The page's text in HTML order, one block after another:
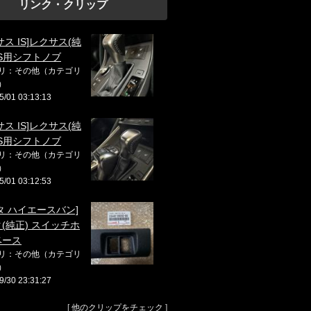
リンク・クリップ
ス IS]レクサス(純
用シフトノブ
：その他（カテゴリ
01 03:13:13
ス IS]レクサス(純
用シフトノブ
：その他（カテゴリ
01 03:12:53
ハイエースバン]
純正) スイッチホ
ス
：その他（カテゴリ
30 23:31:27
[他のクリップをチェック ]